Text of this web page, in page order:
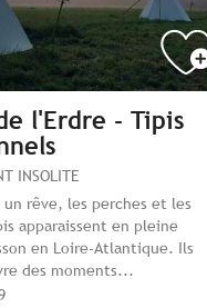
l'Erdre - Tipis
INSOLITE
un rêve, les perches et les
apparaissent en pleine
en Loire-Atlantique. Ils
des moments...